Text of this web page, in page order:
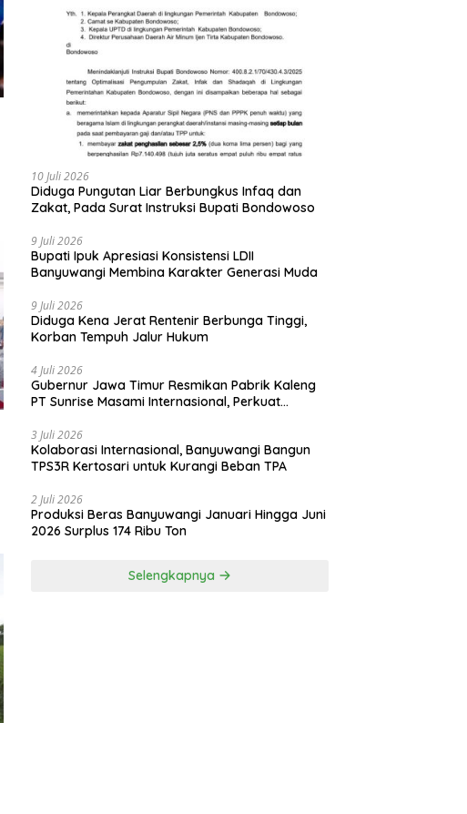
10 Juli 2026
Diduga Pungutan Liar Berbungkus Infaq dan
Zakat, Pada Surat Instruksi Bupati Bondowoso
9 Juli 2026
Bupati Ipuk Apresiasi Konsistensi LDII
Banyuwangi Membina Karakter Generasi Muda
9 Juli 2026
Diduga Kena Jerat Rentenir Berbunga Tinggi,
Korban Tempuh Jalur Hukum
4 Juli 2026
Gubernur Jawa Timur Resmikan Pabrik Kaleng
PT Sunrise Masami Internasional, Perkuat
3 Juli 2026
Kolaborasi Internasional, Banyuwangi Bangun
TPS3R Kertosari untuk Kurangi Beban TPA
2 Juli 2026
Produksi Beras Banyuwangi Januari Hingga Juni
2026 Surplus 174 Ribu Ton
Selengkapnya